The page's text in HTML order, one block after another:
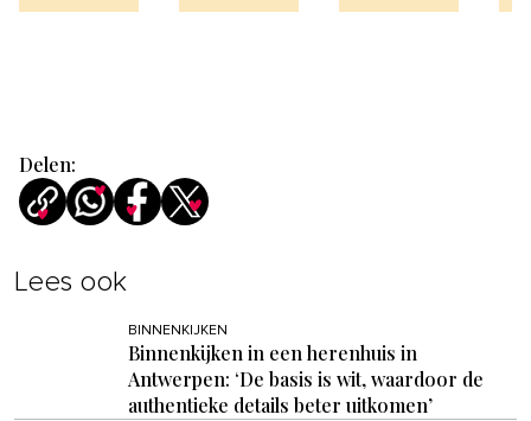
Delen:
Lees ook
BINNENKIJKEN
Binnenkijken in een herenhuis in
Antwerpen: ‘De basis is wit, waardoor de
authentieke details beter uitkomen’